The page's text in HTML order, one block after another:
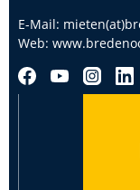
E-Mail:
Web: